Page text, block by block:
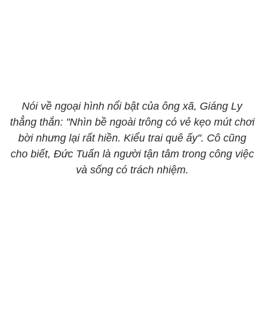
Nói về ngoại hình nổi bật của ông xã, Giáng Ly
thẳng thắn: "Nhìn bề ngoài trông có vẻ kẹo mút chơi
bời nhưng lại rất hiền. Kiểu trai quê ấy". Cô cũng
cho biết, Đức Tuấn là người tận tâm trong công việc
và sống có trách nhiệm.